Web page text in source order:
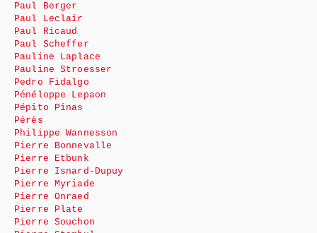
Paul Berger
Paul Leclair
Paul Ricaud
Paul Scheffer
Pauline Laplace
Pauline Stroesser
Pedro Fidalgo
Pénéloppe Lepaon
Pépito Pinas
Pérès
Philippe Wannesson
Pierre Bonnevalle
Pierre Etbunk
Pierre Isnard-Dupuy
Pierre Myriade
Pierre Onraed
Pierre Plate
Pierre Souchon